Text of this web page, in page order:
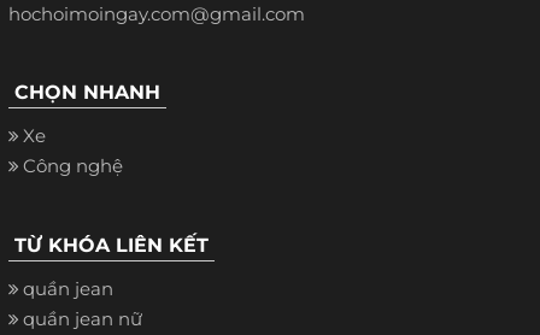
hochoimoingay.com@gmail.com
CHỌN NHANH
Xe
Công nghệ
TỪ KHÓA LIÊN KẾT
quần jean
quần jean nữ